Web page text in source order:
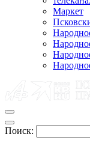
Маркет
Поиск: